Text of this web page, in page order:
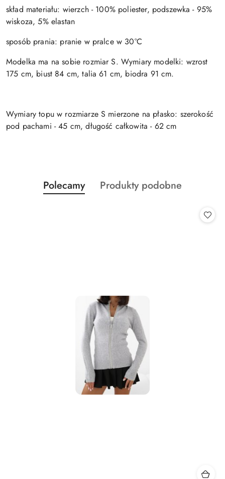
skład materiału: wierzch - 100% poliester, podszewka - 95%
wiskoza, 5% elastan
sposób prania: pranie w pralce w 30°C
Modelka ma na sobie rozmiar S. Wymiary modelki: wzrost
175 cm, biust 84 cm, talia 61 cm, biodra 91 cm.
Wymiary topu w rozmiarze S mierzone na płasko: szerokość
pod pachami - 45 cm, długość całkowita - 62 cm
Pomiń karuzelę produktów
Produkty
o
Polecamy
Produkty
Produkty podobne